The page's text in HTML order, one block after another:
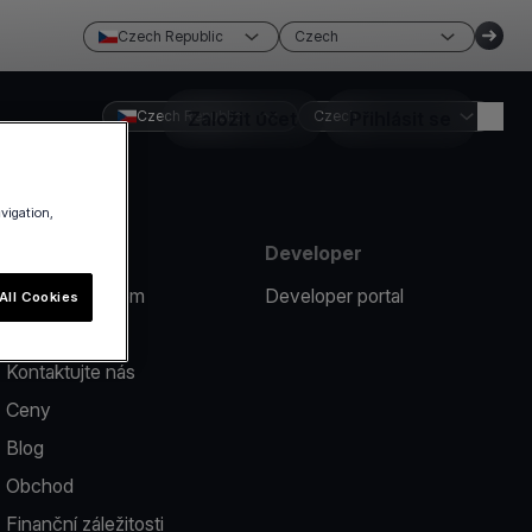
Czech Republic Czech
Založit účet Přihlásit se
Czech Republic Czech
Nahlásit problém
Kontaktujte nás
Ceny
Blog
Obchod
Finanční záležitosti
Developer
Developer portal
Cookies